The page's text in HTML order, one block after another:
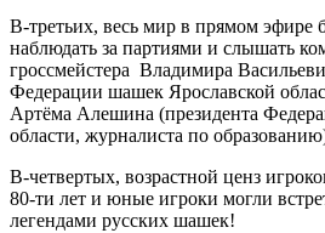
В-третьих, весь мир в прямом эфире
наблюдать за партиями и слышать
гроссмейстера Владимира
Федерации шашек Ярославской
Артёма Алешина (президента
области, журналиста по
В-четвертых, возрастной ценз
80-ти лет и юные игроки могли
легендами русских шашек!